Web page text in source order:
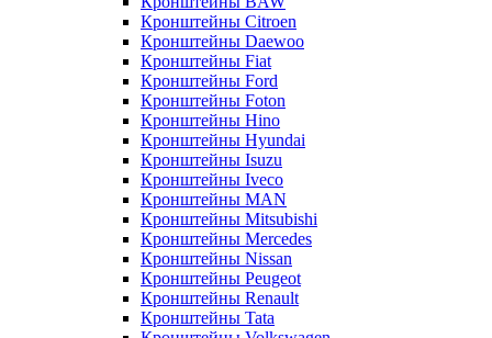
Кронштейны Citroen
Кронштейны Daewoo
Кронштейны Fiat
Кронштейны Ford
Кронштейны Foton
Кронштейны Hino
Кронштейны Hyundai
Кронштейны Isuzu
Кронштейны Iveco
Кронштейны MAN
Кронштейны Mitsubishi
Кронштейны Mеrcedes
Кронштейны Nissan
Кронштейны Peugeot
Кронштейны Renault
Кронштейны Tata